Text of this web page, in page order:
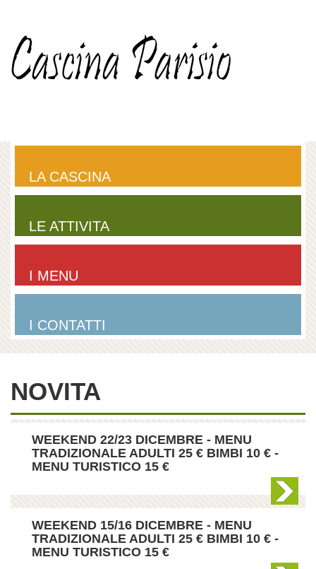
LA CASCINA
LE ATTIVITA
I MENU
I CONTATTI
NOVITA
WEEKEND 22/23 DICEMBRE - MENU
TRADIZIONALE ADULTI 25 € BIMBI 10 € -
MENU TURISTICO 15 €
WEEKEND 15/16 DICEMBRE - MENU
TRADIZIONALE ADULTI 25 € BIMBI 10 € -
MENU TURISTICO 15 €